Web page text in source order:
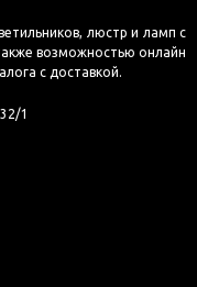
люстр и ламп с
возможностью онлайн
с доставкой.
1